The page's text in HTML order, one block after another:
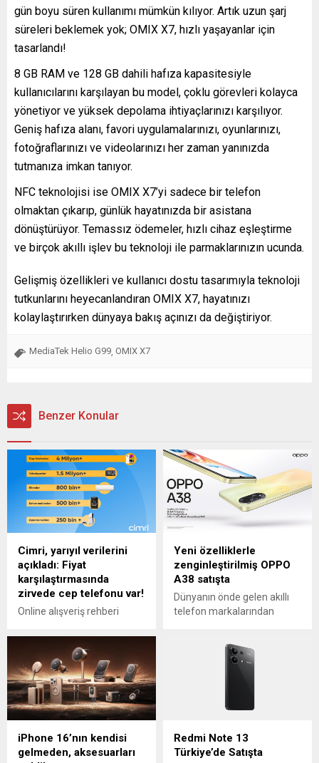
gün boyu süren kullanımı mümkün kılıyor. Artık uzun şarj
süreleri beklemek yok; OMIX X7, hızlı yaşayanlar için
tasarlandı!
8 GB RAM ve 128 GB dahili hafıza kapasitesiyle
kullanıcılarını karşılayan bu model, çoklu görevleri kolayca
yönetiyor ve yüksek depolama ihtiyaçlarınızı karşılıyor.
Geniş hafıza alanı, favori uygulamalarınızı, oyunlarınızı,
fotoğraflarınızı ve videolarınızı her zaman yanınızda
tutmanıza imkan tanıyor.
NFC teknolojisi ise OMIX X7’yi sadece bir telefon
olmaktan çıkarıp, günlük hayatınızda bir asistana
dönüştürüyor. Temassız ödemeler, hızlı cihaz eşleştirme
ve birçok akıllı işlev bu teknoloji ile parmaklarınızın ucunda.
Gelişmiş özellikleri ve kullanıcı dostu tasarımıyla teknoloji
tutkunlarını heyecanlandıran OMIX X7, hayatınızı
kolaylaştırırken dünyaya bakış açınızı da değiştiriyor.
MediaTek Helio G99 OMIX X7
Benzer Konular
Cimri, yarıyıl verilerini
açıkladı: Fiyat
karşılaştırmasında
zirvede cep telefonu var!
Online alışveriş rehberi
geride bıraktığımız bu
günlerde kullanıcılarının en
çok karşılaştırılan ürünlerin
listesini yayınladı. Yılın ilk 6
ayında 4 milyondan fazla
karşılaştırılan cep telefonları
Cep telefonlarını sırasıyla
televizyonlar, klimalar, kahve
Yeni özelliklerle
zenginleştirilmiş OPPO
A38 satışta
Dünyanın önde gelen akıllı
telefon markalarından
50 MP AI kamerası, uzun
dayanıklılığıyla dikkat çeken
özelliği ile öne çıkıyor. 33W
desteği, 50MP AI kamerası
ve MediaTek Helio G85
iPhone 16’nın kendisi
gelmeden, aksesuarları
Redmi Note 13
Türkiye’de Satışta